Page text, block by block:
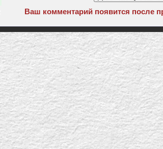
Ваш комментарий появится после